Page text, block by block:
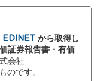
EDINETから取得し
証券報告書・有価
会社
です。